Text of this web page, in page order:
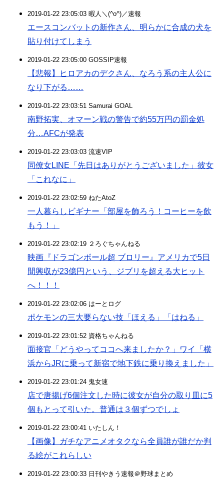
2019-01-22 23:05:03 暇人＼(^o^)／速報
エースコンバットの新作さん、明らかに合成の犬を
貼り付けてしまう
2019-01-22 23:05:00 GOSSIP速報
【悲報】ヒロアカのデクさん、なろう系の主人公に
なり下がる……
2019-01-22 23:03:51 Samurai GOAL
南野拓実、オマーン戦の警告で約55万円の罰金処
分…AFCが発表
2019-01-22 23:03:03 流速VIP
同僚女LINE「先日はありがとうございました」彼女
「これなに」
2019-01-22 23:02:59 ねたAtoZ
一人暮らしビギナー「部屋を飾ろう！コーヒーを飲
もう！」
2019-01-22 23:02:19 ２ろぐちゃんねる
映画『ドラゴンボール超 ブロリー』アメリカで5日
間興収が23億円という、ジブリを超える大ヒット
へ！！！
2019-01-22 23:02:06 はーとログ
ポケモンの三大要らない技「ほえる」「はねる」
2019-01-22 23:01:52 資格ちゃんねる
面接官「どうやってココへ来ましたか？」ワイ「横
浜からJRに乗って新宿で地下鉄に乗り換えました」
2019-01-22 23:01:24 鬼女速
店で唐揚げ6個注文した時に彼女が自分の取り皿に5
個もとって引いた。普通は３個ずつでしょ
2019-01-22 23:00:41 いたしん！
【画像】ガチなアニメオタクなら全員誰が誰だか判
る絵がこれらしい
2019-01-22 23:00:33 日刊やきう速報＠野球まとめ